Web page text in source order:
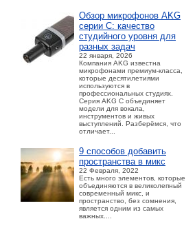
Обзор микрофонов AKG
серии C: качество
студийного уровня для
разных задач
22 января, 2026
Компания AKG известна
микрофонами премиум-класса,
которые десятилетиями
используются в
профессиональных студиях.
Серия AKG C объединяет
модели для вокала,
инструментов и живых
выступлений. Разберёмся, что
отличает...
9 способов добавить
пространства в микс
22 Февраля, 2022
Есть много элементов, которые
объединяются в великолепный
современный микс, и
пространство, без сомнения,
является одним из самых
важных....